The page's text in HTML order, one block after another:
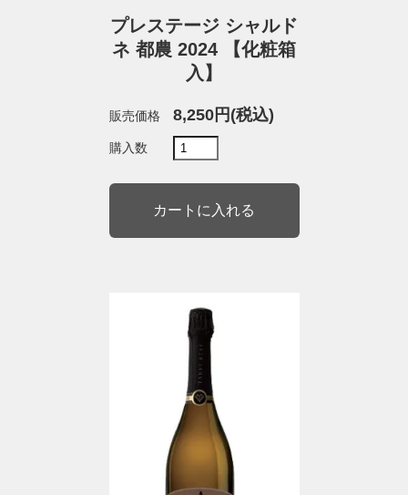
プレステージ シャルド
ネ 都農 2024 【化粧箱
入】
販売価格 8,250円(税込)
購入数